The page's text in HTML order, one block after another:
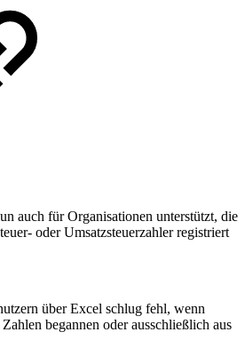
auch für Organisationen unterstützt, die
oder Umsatzsteuerzahler registriert
über Excel schlug fehl, wenn
begannen oder ausschließlich aus